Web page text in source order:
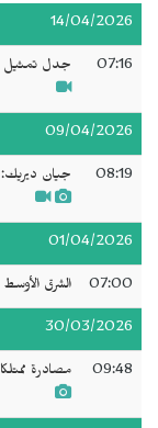
14/04/2026
07:16 جدل تمثيل
09/04/2026
08:19 جيان ديريك:
01/04/2026
07:00 الشرق
30/03/2026
09:48 مصادرة